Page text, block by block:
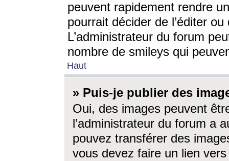
peuvent rapidement rendre
pourrait décider de l’éditer
L’administrateur du forum
nombre de smileys qui
Haut
» Puis-je publier des
Oui, des images peuvent
l’administrateur du forum a
pouvez transférer des
vous devez faire un lien